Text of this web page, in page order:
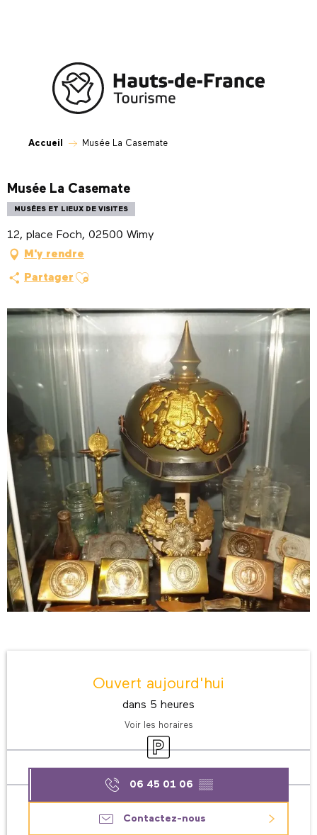
Accueil Musée La Casemate
Musée La Casemate
MUSÉES ET LIEUX DE VISITES
12, place Foch, 02500 Wimy
M'y rendre
Partager Ajouter aux favoris
Ouvert aujourd'hui
dans 5 heures
Voir les horaires
Parking
06 45 01 06 ▒▒
Contactez-nous